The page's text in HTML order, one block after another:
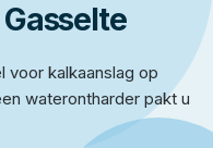
voor kalkaanslag op
waterontharder pakt u